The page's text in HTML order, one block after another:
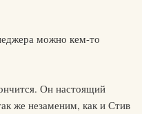
можно кем-то
Он настоящий
же незаменим, как и Стив